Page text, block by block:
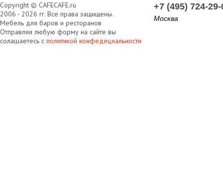
Copyright © CAFECAFE.ru
2006 - 2026 гг. Все права защищены.
Мебель для баров и ресторанов
Отправляя любую форму на сайте вы
солашаетесь с политикой конфедециальности
+7 (495) 724-29-
Москва